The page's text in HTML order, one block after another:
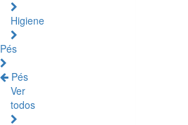
Higiene
Pés
Pés
Ver
todos